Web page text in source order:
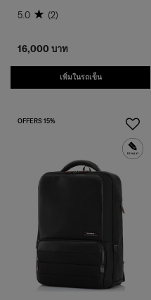
16,000 บาท
เพิ่มในรถเข็น
5.0 (2)
OFFERS 15%